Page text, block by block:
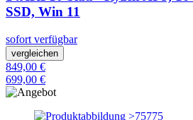
SSD, Win 11
sofort verfügbar
vergleichen
849,00 €
699,00 €